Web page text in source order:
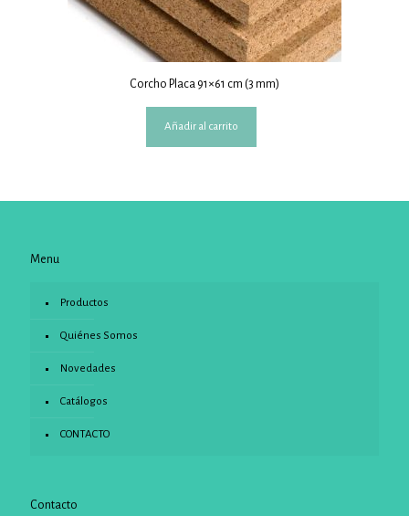
Corcho Placa 91×61 cm (3 mm)
Añadir al carrito
Menu
Productos
Quiénes Somos
Novedades
Catálogos
CONTACTO
Contacto